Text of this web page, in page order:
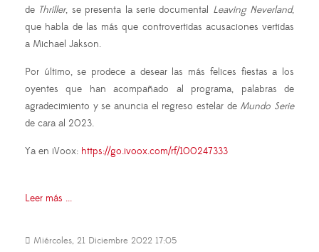
de Thriller, se presenta la serie documental Leaving Neverland,
que habla de las más que controvertidas acusaciones vertidas
a Michael Jakson.
Por último, se prodece a desear las más felices fiestas a los
oyentes que han acompañado al programa, palabras de
agradecimiento y se anuncia el regreso estelar de Mundo Serie
de cara al 2023.
Ya en iVoox: https://go.ivoox.com/rf/100247333
Leer más ...
Miércoles, 21 Diciembre 2022 17:05